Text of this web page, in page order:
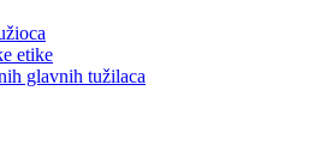
etike
glavnih tužilaca